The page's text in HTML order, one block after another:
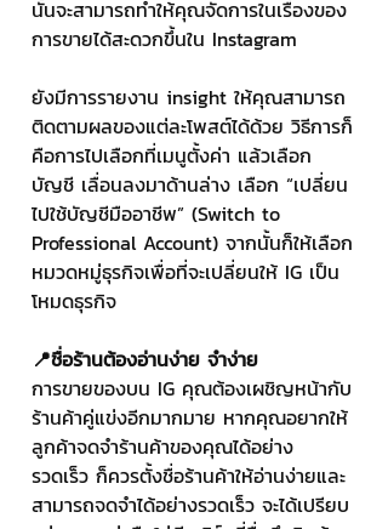
นั้นจะสามารถทำให้คุณจัดการในเรื่องของ
การขายได้สะดวกขึ้นใน Instagram
ยังมีการรายงาน insight ให้คุณสามารถ
ติดตามผลของแต่ละโพสต์ได้ด้วย วิธีการก็
คือการไปเลือกที่เมนูตั้งค่า แล้วเลือก
บัญชี เลื่อนลงมาด้านล่าง เลือก “เปลี่ยน
ไปใช้บัญชีมืออาชีพ” (Switch to
Professional Account) จากนั้นก็ให้เลือก
หมวดหมู่ธุรกิจเพื่อที่จะเปลี่ยนให้ IG เป็น
โหมดธุรกิจ
📍ชื่อร้านต้องอ่านง่าย จำง่าย
การขายของบน IG คุณต้องเผชิญหน้ากับ
ร้านค้าคู่แข่งอีกมากมาย หากคุณอยากให้
ลูกค้าจดจำร้านค้าของคุณได้อย่าง
รวดเร็ว ก็ควรตั้งชื่อร้านค้าให้อ่านง่ายและ
สามารถจดจำได้อย่างรวดเร็ว จะได้เปรียบ